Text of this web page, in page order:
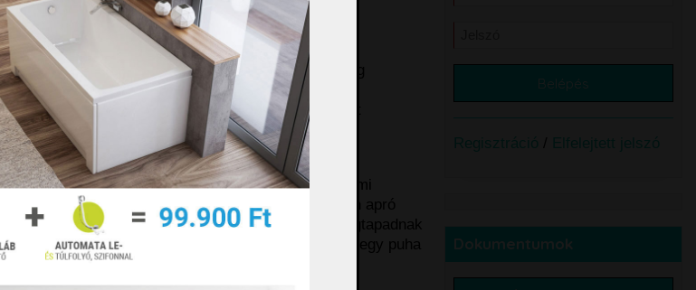
műszaki rajzon)
Easy Clean bevonat az üveg mindkét oldalán
Fix üveg és egy kifelé nyíló ajtókialakítás
6 mm vastag, átlátszó, edzett, biztonsági üveg
Króm profil
Tökéletes gumiprofilok a megfelelő záródásért
120x150 cm méretben is készül
EasyClean vízlepergető védőbevonat
Az EasyClean védőbevonat egy víztaszító réteg, ami
meggátolja a víz üvegfelületre való tapadását. Azon apró
vízcseppek, melyek a méretüknél fogva mégis megtapadnak
az üveg felületén, azok is könnyedén letörölhetőek egy puha
törlőkendővel.
Regisztráció / Elfelejtett jelszó
Dokumentumok